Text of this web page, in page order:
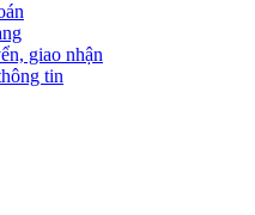
giao nhận
tin